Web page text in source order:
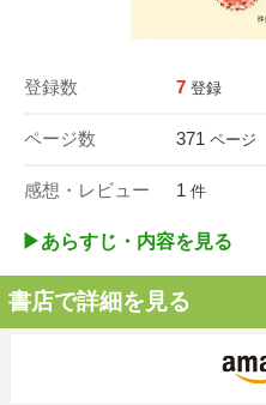
登録数 7 登録
ページ数 371 ページ
感想・レビュー 1 件
▶︎あらすじ・内容を見る
書店で詳細を見る